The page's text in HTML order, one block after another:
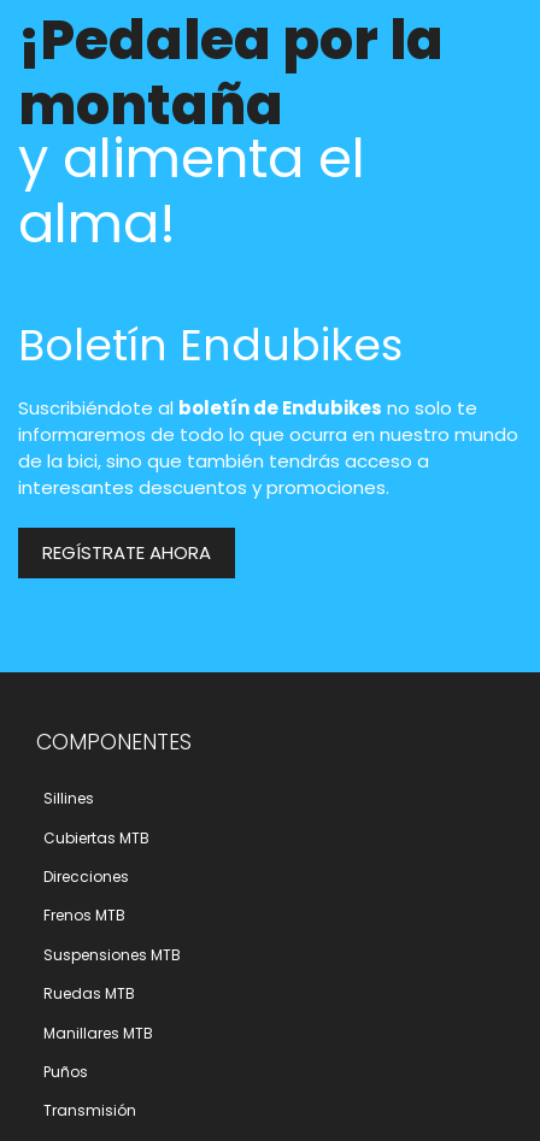
¡Pedalea por la
montaña
y alimenta el
alma!
Boletín Endubikes
Suscribiéndote al boletín de Endubikes no solo te
informaremos de todo lo que ocurra en nuestro mundo
de la bici, sino que también tendrás acceso a
interesantes descuentos y promociones.
REGÍSTRATE AHORA
COMPONENTES
Sillines
Cubiertas MTB
Direcciones
Frenos MTB
Suspensiones MTB
Ruedas MTB
Manillares MTB
Puños
Transmisión